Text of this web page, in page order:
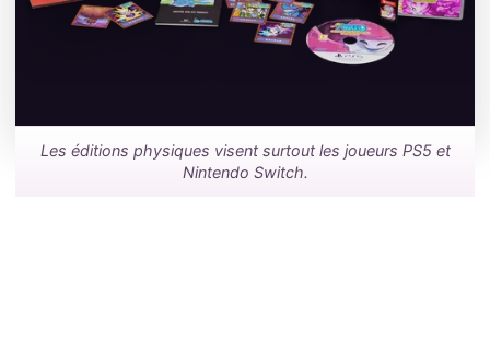
Les éditions physiques visent surtout les joueurs PS5 et
Nintendo Switch.